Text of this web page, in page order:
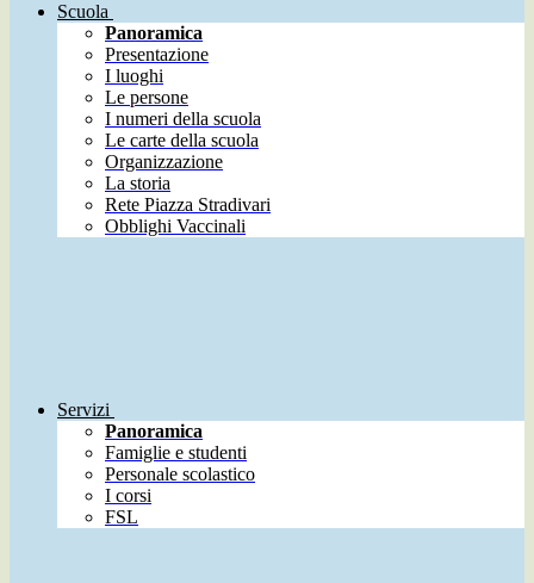
Scuola
Panoramica
Presentazione
I luoghi
Le persone
I numeri della scuola
Le carte della scuola
Organizzazione
La storia
Rete Piazza Stradivari
Obblighi Vaccinali
Servizi
Panoramica
Famiglie e studenti
Personale scolastico
I corsi
FSL